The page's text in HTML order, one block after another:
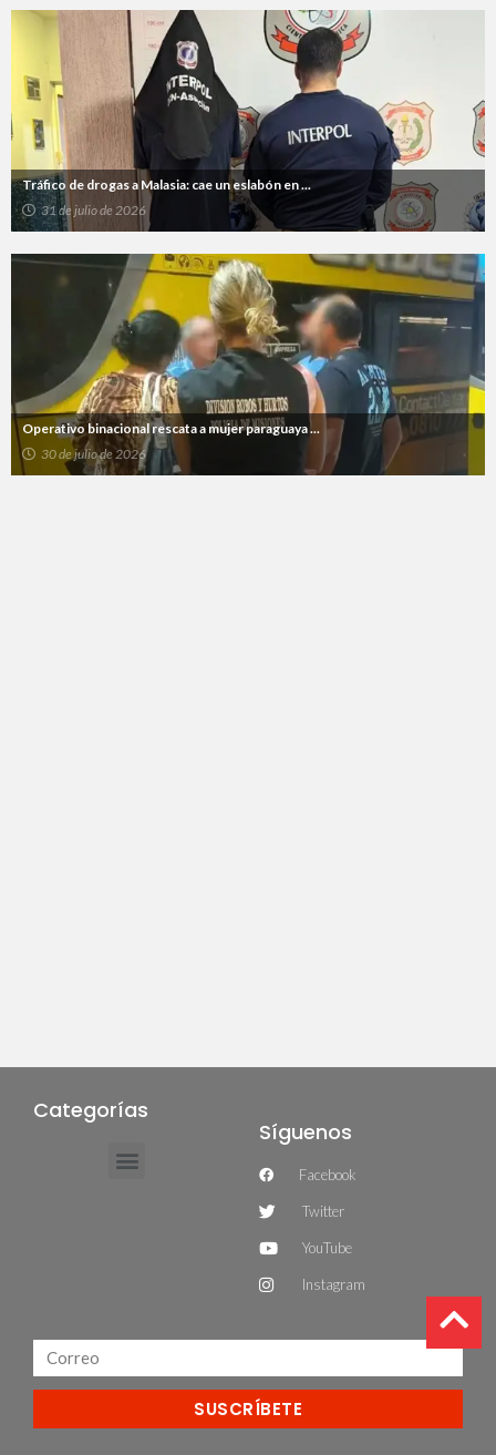
Tráfico de drogas a Malasia: cae un eslabón en ...
31 de julio de 2026
Operativo binacional rescata a mujer paraguaya ...
30 de julio de 2026
Categorías
Síguenos
Facebook
Twitter
YouTube
Instagram
SUSCRÍBETE